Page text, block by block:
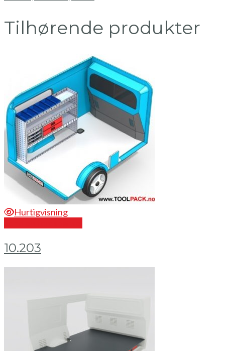
Tilhørende produkter
Hurtigvisning
10.203